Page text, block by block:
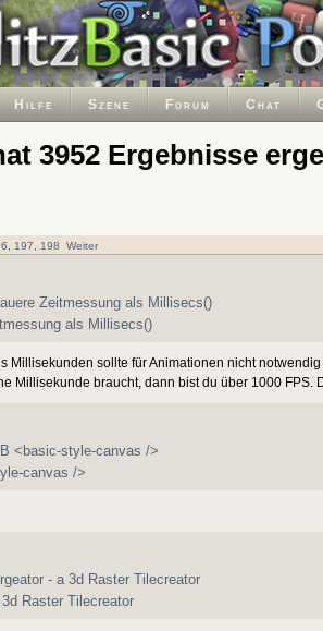
Hilfe Szene Forum Chat
3952 Ergebnisse
197 198 Weiter
Zeitmessung als Millisecs()
als Millisecs()
Millisekunden sollte für Animationen nicht
Millisekunde braucht, dann bist du über 1000 FPS.
<basic-style-canvas />
canvas />
- a 3d Raster Tilecreator
Raster Tilecreator